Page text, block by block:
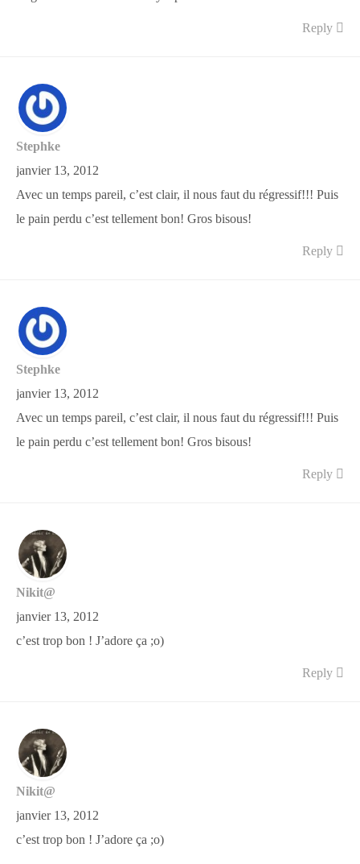
Reply
Stephke
janvier 13, 2012
Avec un temps pareil, c’est clair, il nous faut du régressif!!! Puis
le pain perdu c’est tellement bon! Gros bisous!
Reply
Stephke
janvier 13, 2012
Avec un temps pareil, c’est clair, il nous faut du régressif!!! Puis
le pain perdu c’est tellement bon! Gros bisous!
Reply
Nikit@
janvier 13, 2012
c’est trop bon ! J’adore ça ;o)
Reply
Nikit@
janvier 13, 2012
c’est trop bon ! J’adore ça ;o)